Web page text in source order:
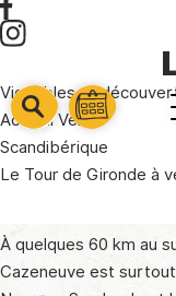
Vignobles et
Accueil Vélo
Scandibérique
Le Tour de Gironde à
À quelques 60 km au
Cazeneuve est